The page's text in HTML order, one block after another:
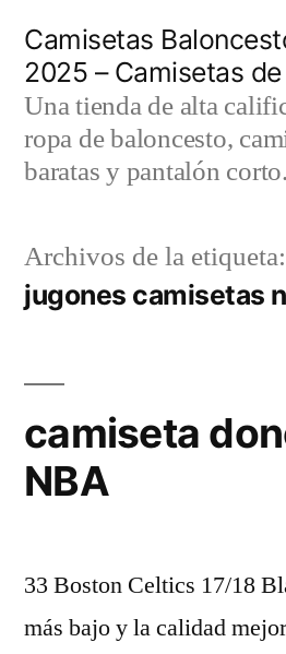
contenido
Camisetas
2025 – Camisetas
Una tienda de alta
ropa de baloncesto,
baratas y pantalón corto.
Archivos de la etiqueta:
jugones camisetas
camiseta
NBA
33 Boston Celtics 17/18
más bajo y la calidad